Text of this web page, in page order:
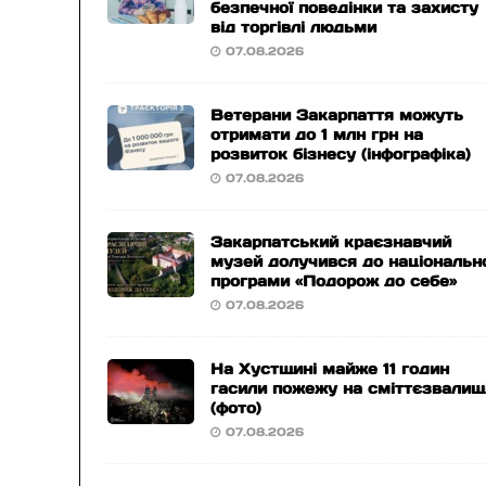
безпечної поведінки та захисту
від торгівлі людьми
07.08.2026
Ветерани Закарпаття можуть
отримати до 1 млн грн на
розвиток бізнесу (інфографіка)
07.08.2026
Закарпатський краєзнавчий
музей долучився до
програми «Подорож до себе»
07.08.2026
На Хустщині майже 11 годин
гасили пожежу на
(фото)
07.08.2026